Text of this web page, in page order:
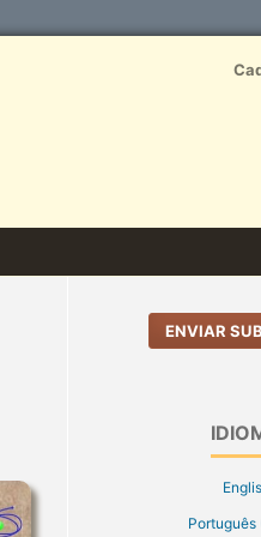
ENVIAR
Português